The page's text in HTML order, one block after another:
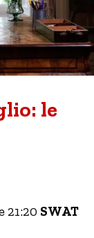
le
21:20 SWAT